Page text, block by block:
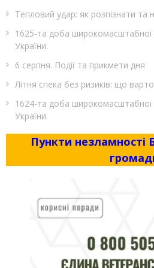
Тепловий удар: як розпізнати та
1625-та доба широкомасштабної
України.
6 серпня. Події та прикмети дня
Літня спека без ризиків: що
1624-та доба широкомасштабної
України.
Пункти незламності